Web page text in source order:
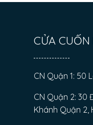
CỬA
CN Quận 1: 50
CN Quận 2: 30
Khánh Quận 2,